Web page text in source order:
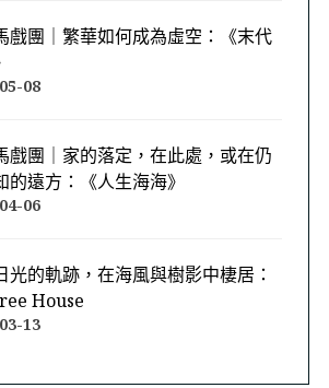
戲團｜繁華如何成為虛空：《末代
08
戲團｜家的落定，在此處，或在仍
的遠方：《人生海海》
06
光的軌跡，在海風與樹影中棲居：
House
13